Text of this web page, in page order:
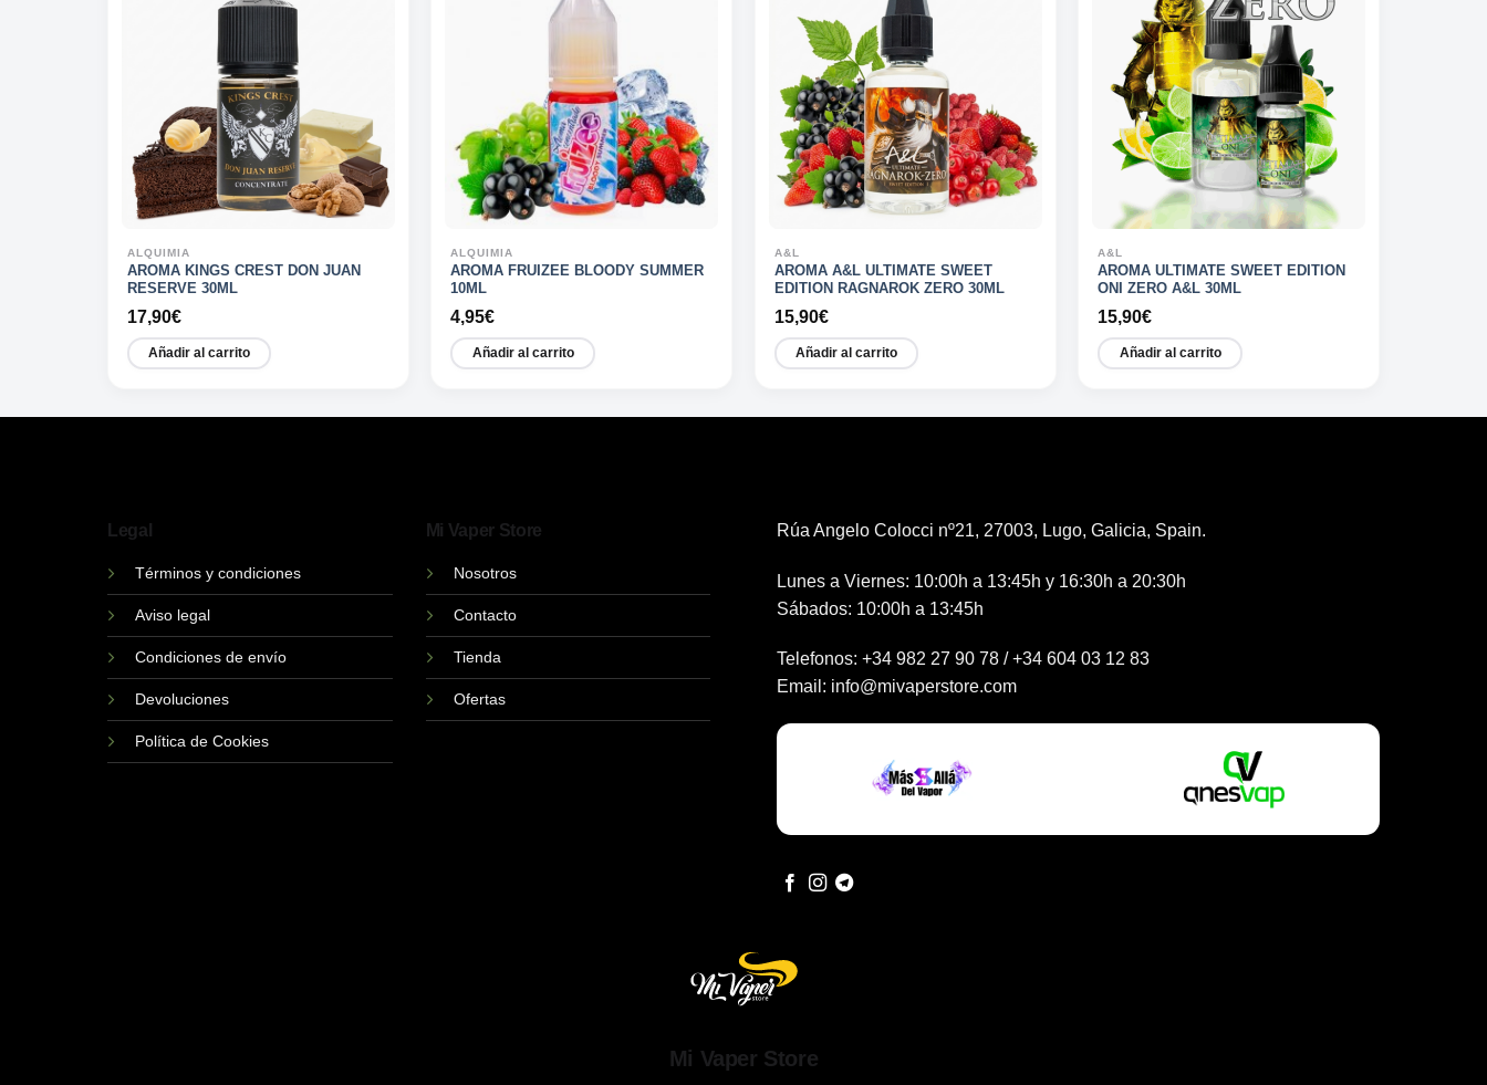
ALQUIMIA
AROMA KINGS CREST DON JUAN
RESERVE 30ML
17,90€
Añadir al carrito
ALQUIMIA
AROMA FRUIZEE BLOODY SUMMER
10ML
4,95€
Añadir al carrito
A&L
AROMA A&L ULTIMATE SWEET
EDITION RAGNAROK ZERO 30ML
15,90€
Añadir al carrito
A&L
AROMA ULTIMATE SWEET EDITION
ONI ZERO A&L 30ML
15,90€
Añadir al carrito
Legal
Términos y condiciones
Aviso legal
Condiciones de envío
Devoluciones
Política de Cookies
Mi Vaper Store
Nosotros
Contacto
Tienda
Ofertas
Rúa Angelo Colocci nº21, 27003, Lugo, Galicia, Spain.
Lunes a Viernes: 10:00h a 13:45h y 16:30h a 20:30h
Sábados: 10:00h a 13:45h
Telefonos: +34 982 27 90 78 /+34 604 03 12 83
Email: info@mivaperstore.com
Mi Vaper Store